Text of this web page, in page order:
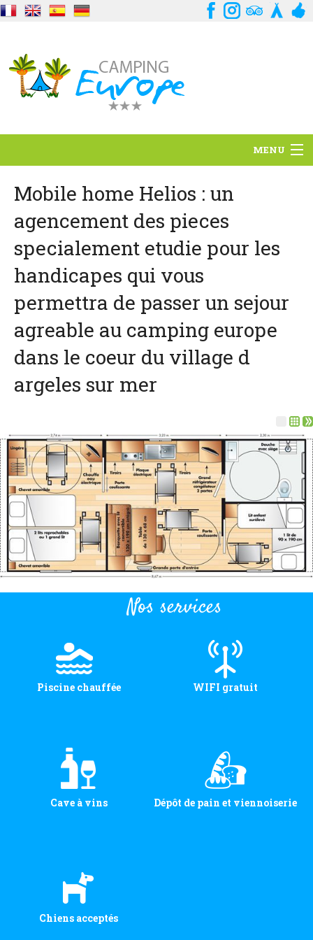
MENU
Situation
Ambiance
Services
Contact
Coordonnées et accès
Formulaire de contact
Documentations
Mobile home et tarifs
Emplacement et tarifs
Chambre à la nuitée et tarifs
Mobile home Helios : un
agencement des pieces
specialement etudie pour les
handicapes qui vous
permettra de passer un sejour
agreable au camping europe
dans le coeur du village d
argeles sur mer
Nos services
Piscine chauffée WIFI gratuit
Cave à vins Dépôt de pain et viennoiserie
Chiens acceptés